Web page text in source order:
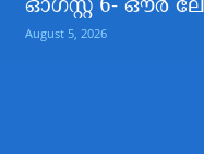
ഓഗസ്റ്റ് 6- ഔര്‍
August 5, 2026